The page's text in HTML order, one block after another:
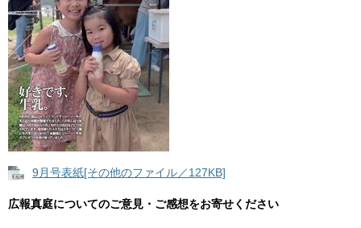
9月号表紙[その他のファイル／127KB]
広報真庭についてのご意見・ご感想をお寄せください